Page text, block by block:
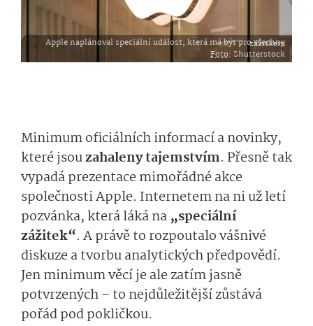
Apple naplánoval speciální událost, která má být pro všechny zážitkem
Foto: Shutterstock
Minimum oficiálních informací a novinky,
které jsouzahaleny tajemstvím. Přesně tak
vypadá prezentace mimořádné akce
společnosti Apple. Internetem na ni už letí
pozvánka, která láká na„speciální
zážitek“. A právě to rozpoutalo vášnivé
diskuze a tvorbu analytických předpovědí.
Jen minimum věcí je ale zatím jasně
potvrzených – to nejdůležitější zůstává
pořád pod pokličkou.